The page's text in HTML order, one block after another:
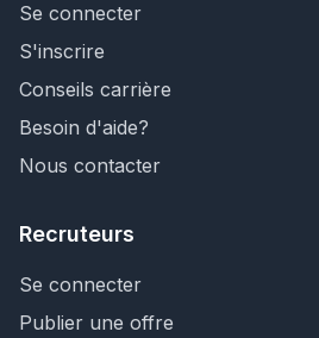
Se connecter
S'inscrire
Conseils carrière
Besoin d'aide?
Nous contacter
Recruteurs
Se connecter
Publier une offre